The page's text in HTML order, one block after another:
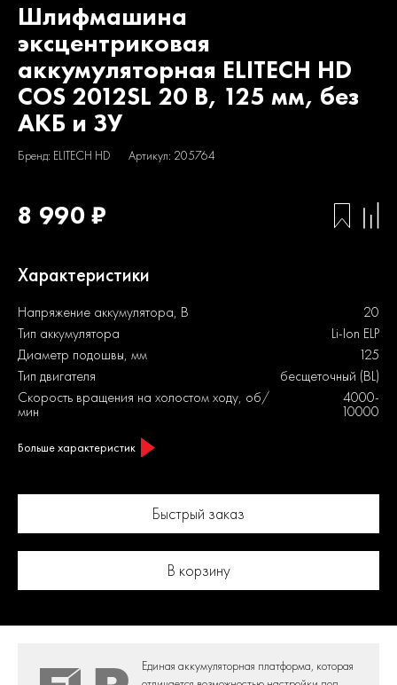
Шлифмашина
эксцентриковая
аккумуляторная ELITECH HD
COS 2012SL 20 В, 125 мм, без
АКБ и ЗУ
Бренд: ELITECH HD Артикул: 205764
8 990 ₽
Характеристики
Напряжение аккумулятора, В
20
Тип аккумулятора
Li-Ion ELP
Диаметр подошвы, мм
125
Тип двигателя
бесщеточный (BL)
Скорость вращения на холостом ходу, об/
мин
4000-
10000
Больше характеристик
Быстрый заказ
В корзину
Единая аккумуляторная платформа, которая